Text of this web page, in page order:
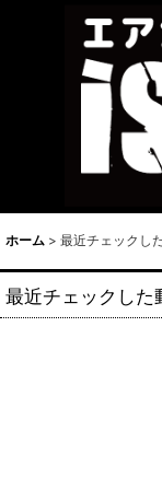
ホーム > 最近チェックし
最近チェックした